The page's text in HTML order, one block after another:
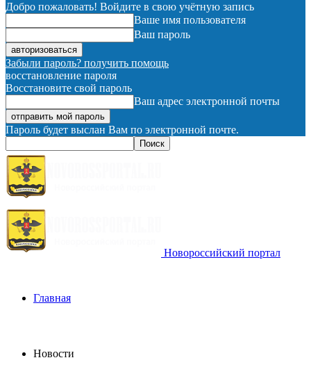
Добро пожаловать! Войдите в свою учётную запись
Ваше имя пользователя
Ваш пароль
Забыли пароль? получить помощь
восстановление пароля
Восстановите свой пароль
Ваш адрес электронной почты
Пароль будет выслан Вам по электронной почте.
Новороссийский портал
Главная
Новости